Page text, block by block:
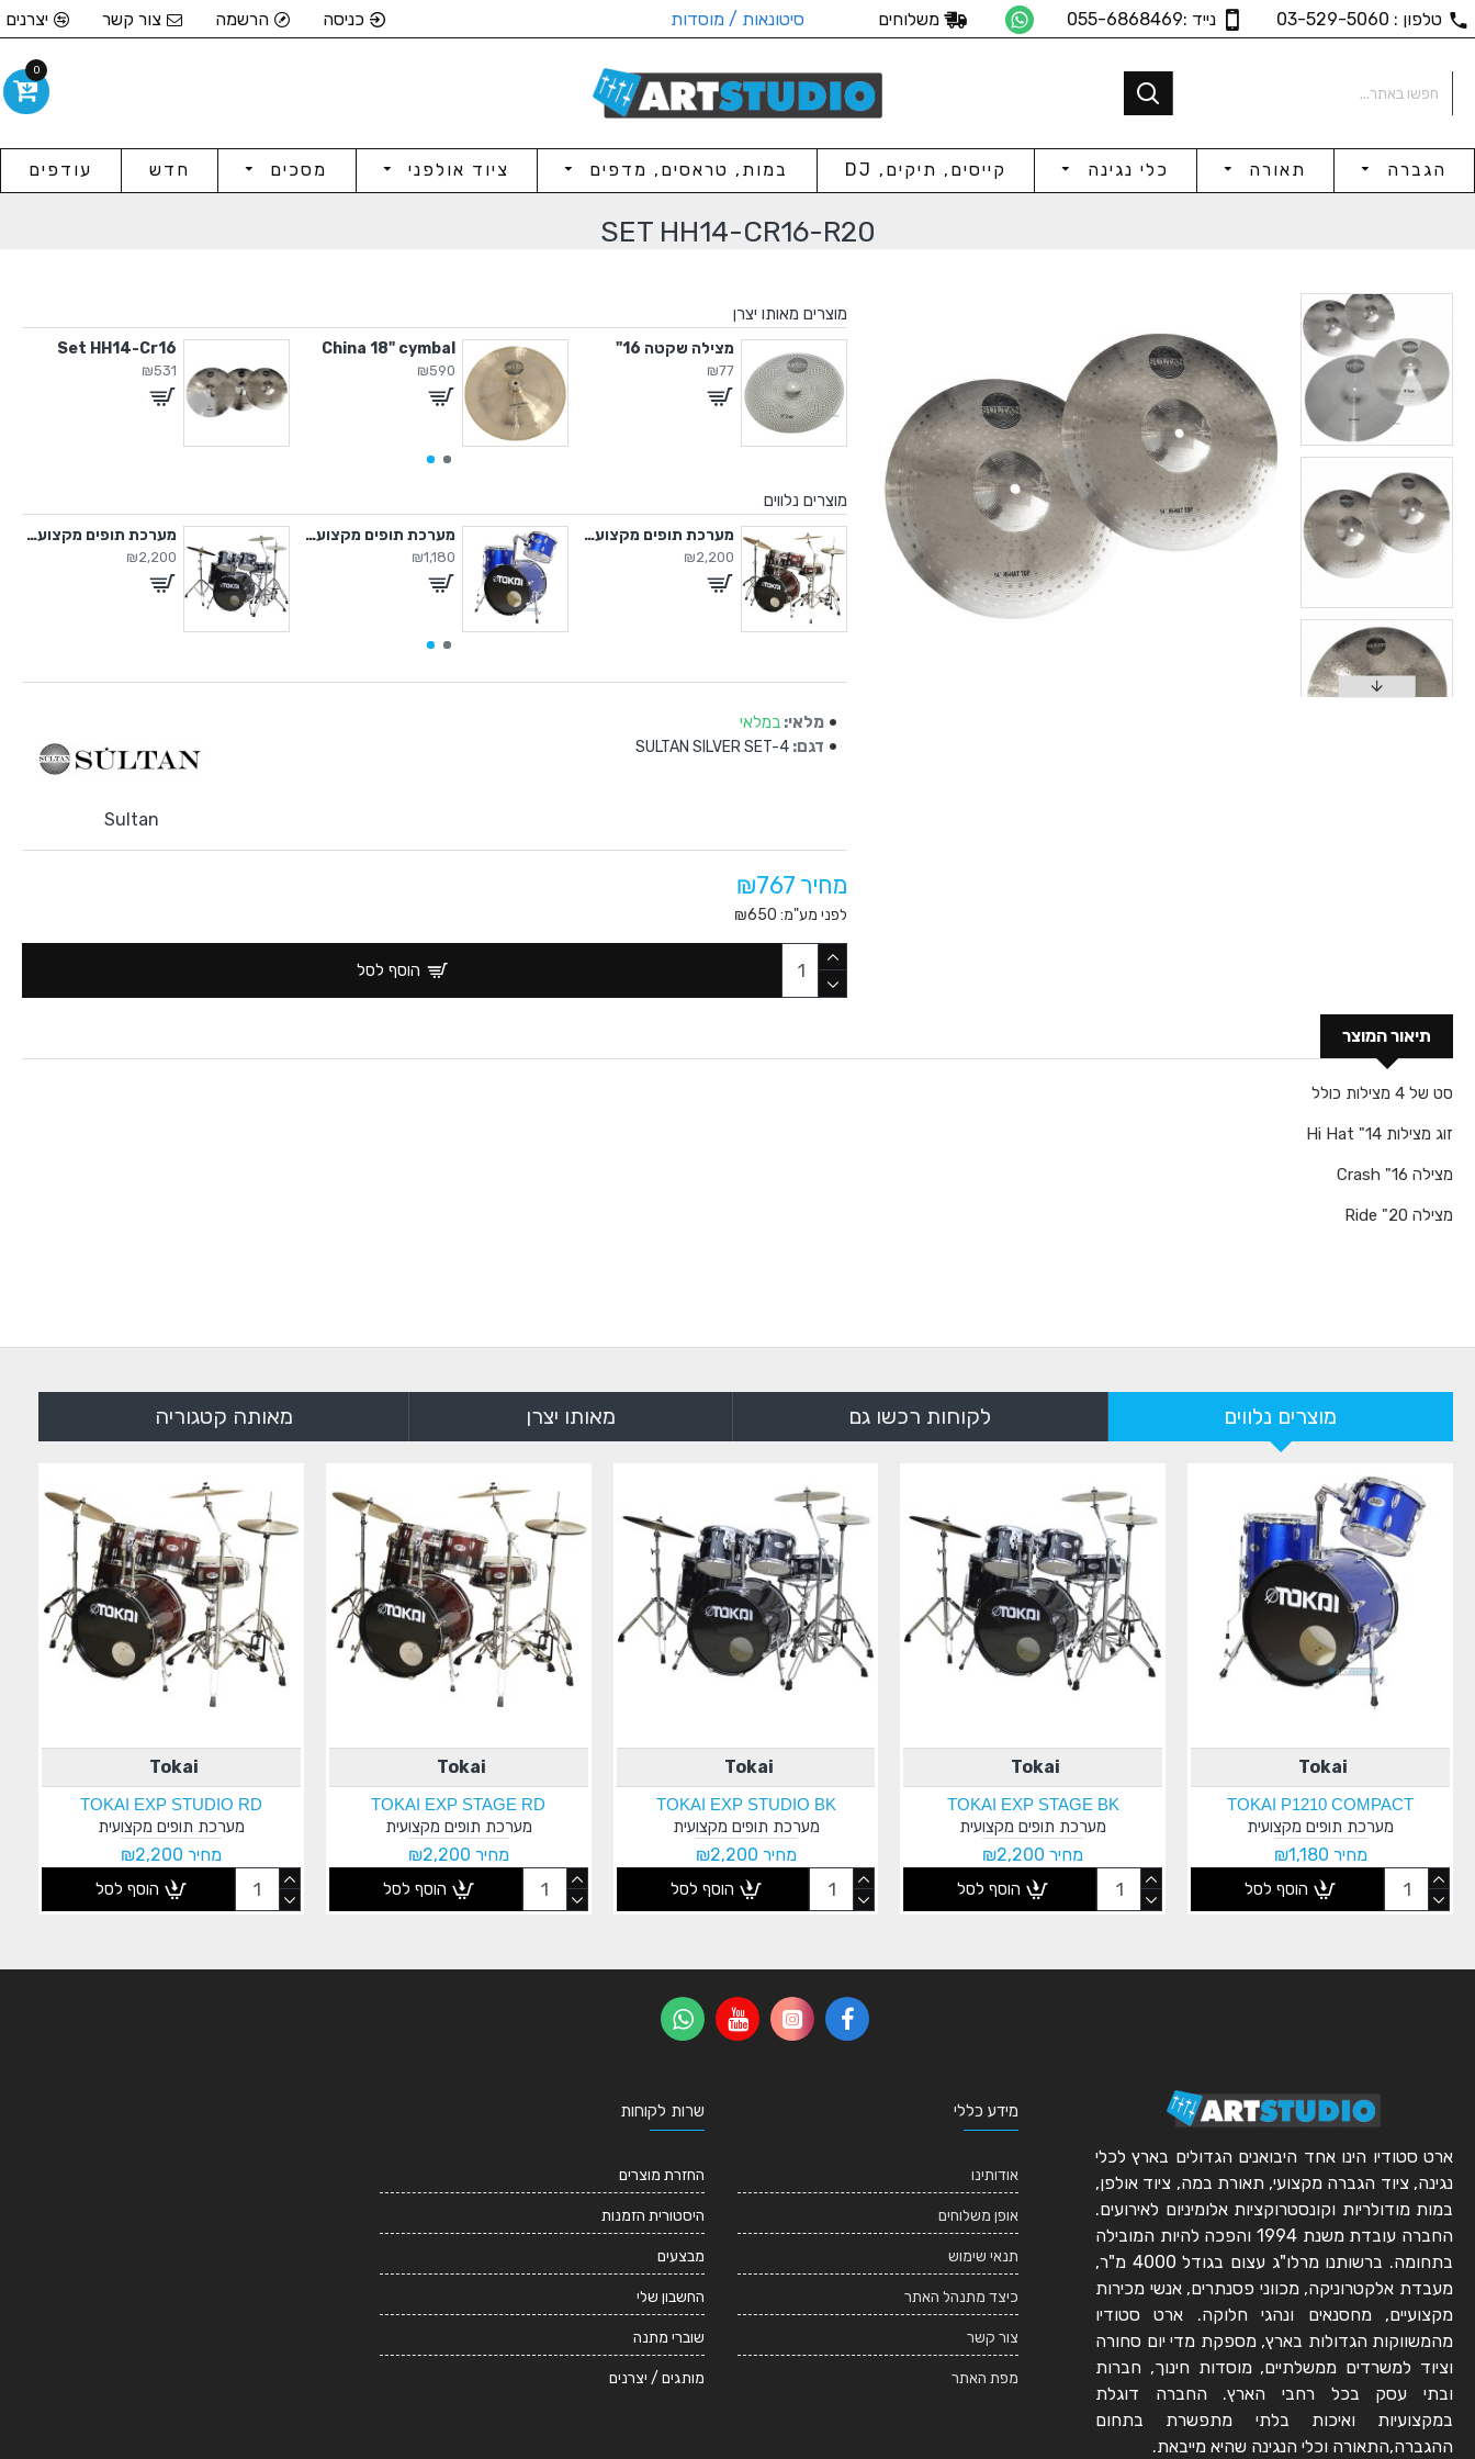
טלפון : 03-529-5060 נייד :055-6868469 משלוחים סיטונאות / מוסדות כניסה הרשמה צור קשר יצרנים
הגברה תאורה כלי נגינה קייסים, תיקים, DJ במות, טראסים, מדפים ציוד אולפני מסכים חדש עודפים
SET HH14-CR16-R20
מוצרים מאותו יצרן
Set HH14-Cr16 מצילה שקטה 16"
₪77
China 18" cymbal
₪590
Set HH14-Cr16
₪531
מוצרים נלווים
מערכת תופים מקצועית מערכת תופים מקצועית
₪2,200
מערכת תופים מקצועית
₪2,200
מערכת תופים מקצועית
₪1,180
מערכת תופים מקצועית
₪2,200
מלאי: במלאי
דגם: SULTAN SILVER SET-4
Sultan
מחיר ₪767
לפני מע"מ: ₪650
הוסף לסל
תיאור המוצר
סט של 4 מצילות כולל
זוג מצילות 14" Hi Hat
מצילה 16" Crash
מצילה 20" Ride
מוצרים נלווים לקוחות רכשו גם מאותו יצרן מאותה קטגוריה
Tokai
TOKAI P1210 COMPACT
מערכת תופים מקצועית
מחיר ₪1,180
הוסף לסל
Tokai
TOKAI EXP STAGE BK
מערכת תופים מקצועית
מחיר ₪2,200
הוסף לסל
Tokai
TOKAI EXP STUDIO BK
מערכת תופים מקצועית
מחיר ₪2,200
הוסף לסל
Tokai
TOKAI EXP STAGE RD
מערכת תופים מקצועית
מחיר ₪2,200
הוסף לסל
Tokai
TOKAI EXP STUDIO RD
מערכת תופים מקצועית
מחיר ₪2,200
הוסף לסל
ארט סטודיו הינו אחד היבואנים הגדולים בארץ לכלי
נגינה, ציוד הגברה מקצועי, תאורת במה, ציוד אולפן,
במות מודולריות וקונסטרוקציות אלומיניום לאירועים.
החברה עובדת משנת 1994 והפכה להיות המובילה
בתחומה. ברשותנו מרלו"ג עצום בגודל 4000 מ"ר,
מעבדת אלקטרוניקה, מכווני פסנתרים, אנשי מכירות
מקצועיים, מחסנאים ונהגי חלוקה. ארט סטודיו
מהמשווקות הגדולות בארץ, מספקת מדי יום סחורה
וציוד למשרדים ממשלתיים, מוסדות חינוך, חברות
ובתי עסק בכל רחבי הארץ. החברה דוגלת
במקצועיות ואיכות בלתי מתפשרת בתחום
ההגברה,התאורה וכלי הנגינה שהיא מייבאת.
מידע כללי
אודותינו
אופן משלוחים
תנאי שימוש
כיצד מתנהל האתר
צור קשר
מפת האתר
שרות לקוחות
החזרת מוצרים
היסטורית הזמנות
מבצעים
החשבון שלי
שוברי מתנה
מותגים / יצרנים
0